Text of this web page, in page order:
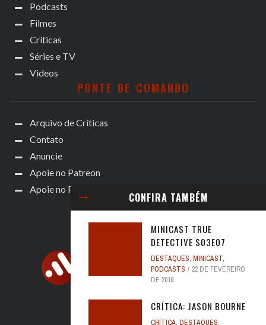
CONFIRA TAMBÉM
MINICAST TRUE
DETECTIVE S03E07
DESTAQUES, MINICAST,
PODCASTS
22 DE FEVEREIRO
DE 2019
CRÍTICA: JASON BOURNE
CRÍTICA, DESTAQUES,
Podcasts
Filmes
Críticas
Séries e TV
Videos
PONTE DE COMANDO
Arquivo de Críticas
Contato
Anuncie
Apoie no Patreon
Apoie no Padrim!